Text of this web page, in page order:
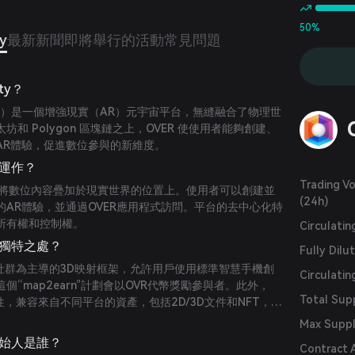
最新新聞即將舉行的活動常見問題
？
是一個增強現實（AR）元宇宙平台，無縫融合了物理世
和 Polygon 區塊鏈之上，OVER 使使用者能夠創建、
體驗，促進數位參與的新維度。
作？
數位內容疊加於現實世界的位置上。使用者可以創建並
AR體驗，並通過OVER應用程式訪問。平台的去中心化特
權和控制權。
特之處？
群為主導的3D映射框架，允許用戶使用標準智慧手機創
“map2earn”計劃會以OVR代幣獎勵參與者。此外，
，兼容來自不同平台的資產，包括2D/3D文件和NFT，並
人是誰？
50%
Trading
(24h)
Fully
Total
Max
Contract